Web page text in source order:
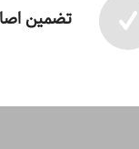
تضمین